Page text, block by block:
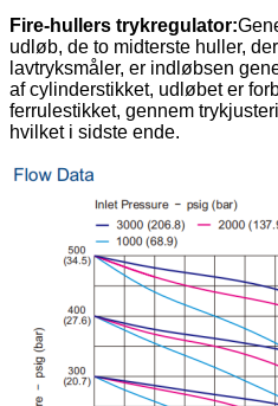
Fire-hullers trykregulator:
udløb, de to midterste huller,
lavtryksmåler, er indløbsen
af ​​cylinderstikket, udløbet er
ferrulestikket, gennem
hvilket i sidste ende.